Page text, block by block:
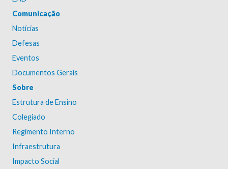
Comunicação
Notícias
Defesas
Eventos
Documentos Gerais
Sobre
Estrutura de Ensino
Colegiado
Regimento Interno
Infraestrutura
Impacto Social